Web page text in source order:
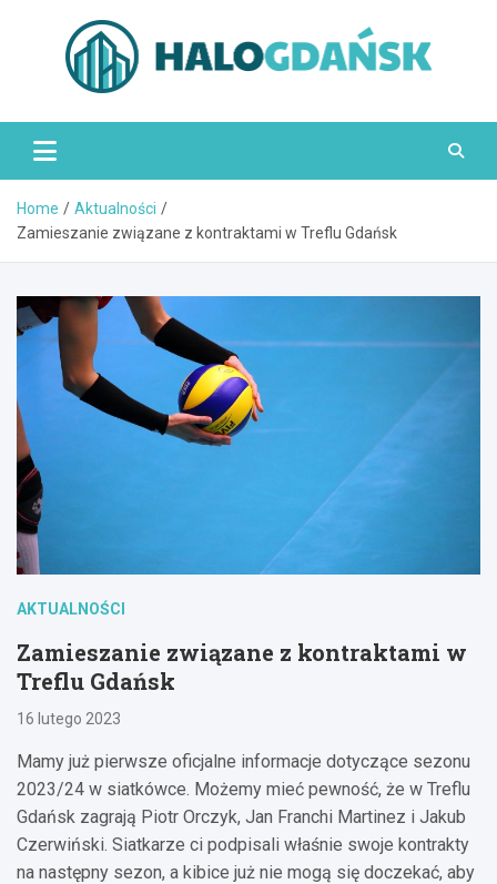
HaloGdańsk.pl
Home
Aktualności
Zamieszanie związane z kontraktami w Treflu Gdańsk
AKTUALNOŚCI
Zamieszanie związane z kontraktami w
Treflu Gdańsk
16 lutego 2023
Mamy już pierwsze oficjalne informacje dotyczące sezonu
2023/24 w siatkówce. Możemy mieć pewność, że w Treflu
Gdańsk zagrają Piotr Orczyk, Jan Franchi Martinez i Jakub
Czerwiński. Siatkarze ci podpisali właśnie swoje kontrakty
na następny sezon, a kibice już nie mogą się doczekać, aby